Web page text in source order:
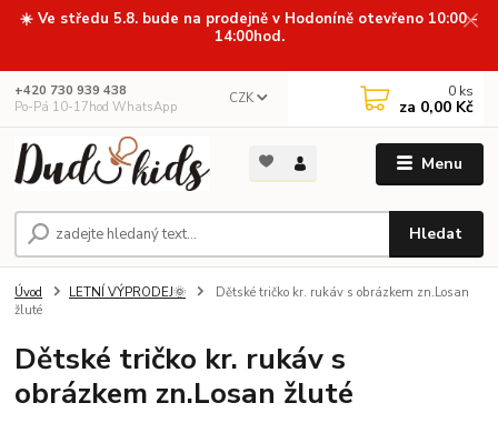
☀️ Ve středu 5.8. bude na prodejně v Hodoníně otevřeno 10:00 -
14:00hod.
Menu
CZK
Hledat
+420 730 939 438
Po-Pá 10-17hod WhatsApp
0 ks
za 0,00 Kč
Úvod LETNÍ VÝPRODEJ🌞
Dětské tričko kr. rukáv s obrázkem zn.Losan
žluté
Dětské tričko kr. rukáv s
obrázkem zn.Losan žluté